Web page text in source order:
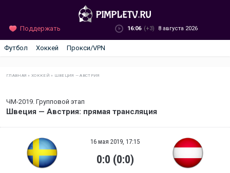
Поддержать 16:06 (+3) 8 августа 2026
Футбол Хоккей Прокси/VPN
ГЛАВНАЯ »ХОККЕЙ » ШВЕЦИЯ — АВСТРИЯ
ЧМ-2019. Групповой этап
Швеция — Австрия: прямая трансляция
16 мая 2019, 17:15
0:0 (0:0)